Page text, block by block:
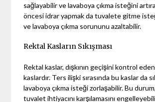
sağlayabilir ve lavaboya çıkma isteğini
öncesi idrar yapmak da tuvalete gitme
ve lavaboya çıkma sorununu azaltabilir.
Rektal Kasların Sıkışması
Rektal kaslar, dışkının geçişini kontrol
kaslardır. Ters ilişki sırasında bu kaslar da
lavaboya çıkma isteği zorlaşabilir. Bu
tuvalet ihtiyacını karşılamasını